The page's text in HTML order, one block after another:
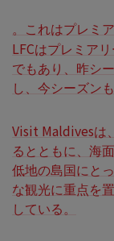
。これはプレミ
LFCはプレミア
でもあり、昨シ
し、今シーズン
Visit Maldivesは
るとともに、海
低地の島国にと
な観光に重点を
している。